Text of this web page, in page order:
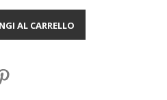
AL CARRELLO